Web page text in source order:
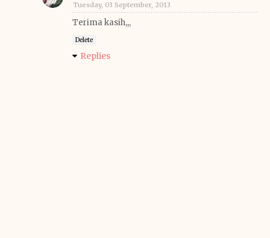
Tuesday, 03 September, 2013
Terima kasih,,,
Delete
Replies